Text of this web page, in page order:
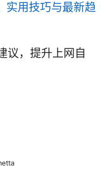
实用技巧与最新趋
议，提升上网自